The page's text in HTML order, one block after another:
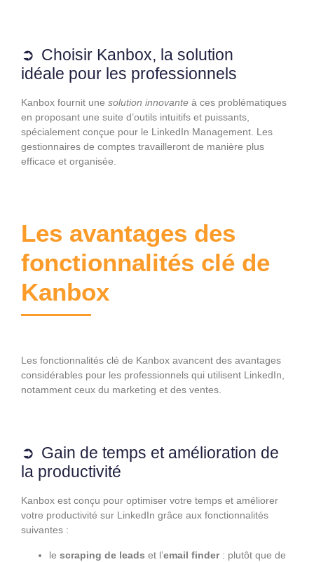
Choisir Kanbox, la solution
idéale pour les professionnels
Kanbox fournit une solution innovante à ces problématiques
en proposant une suite d’outils intuitifs et puissants,
spécialement conçue pour le LinkedIn Management. Les
gestionnaires de comptes travailleront de manière plus
efficace et organisée.
Les avantages des
fonctionnalités clé de
Kanbox
Les fonctionnalités clé de Kanbox avancent des avantages
considérables pour les professionnels qui utilisent LinkedIn,
notamment ceux du marketing et des ventes.
Gain de temps et amélioration de
la productivité
Kanbox est conçu pour optimiser votre temps et améliorer
votre productivité sur LinkedIn grâce aux fonctionnalités
suivantes :
le scraping de leads et l’email finder : plutôt que de